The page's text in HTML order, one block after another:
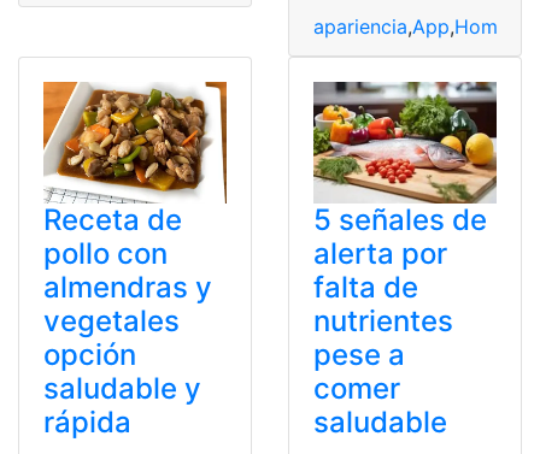
apariencia,App,Hombres
Receta de
pollo con
almendras y
vegetales
opción
saludable y
rápida
5 señales de
alerta por
falta de
nutrientes
pese a
comer
saludable